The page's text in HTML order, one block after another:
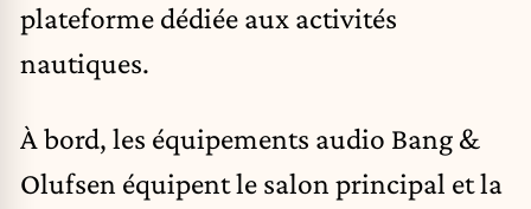
plateforme dédiée aux activités
nautiques.
À bord, les équipements audio Bang &
Olufsen équipent le salon principal et la